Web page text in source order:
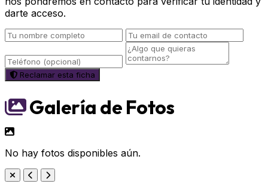
darte acceso.
Reclamar esta ficha
Galería de Fotos
No hay fotos disponibles aún.